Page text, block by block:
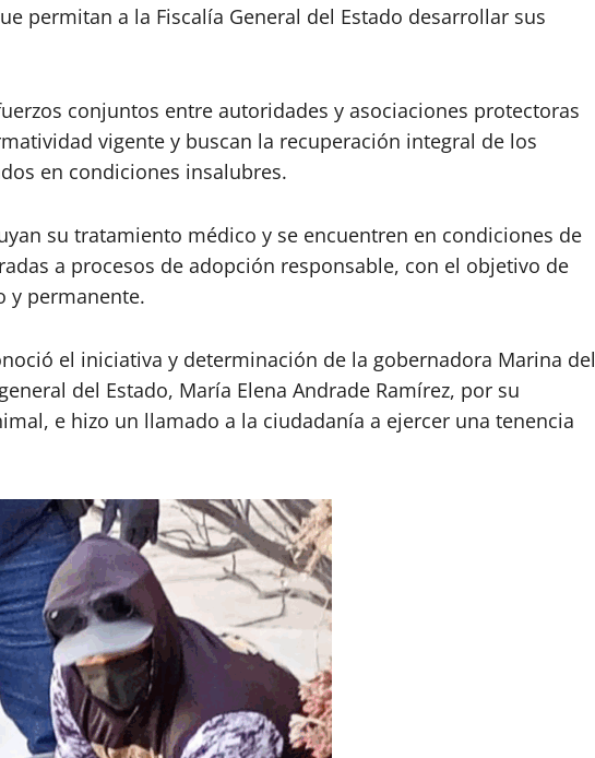
permitan a la Fiscalía General del Estado desarrollar sus
conjuntos entre autoridades y asociaciones protectoras
vigente y buscan la recuperación integral de los
en condiciones insalubres.
su tratamiento médico y se encuentren en condiciones de
a procesos de adopción responsable, con el objetivo de
y permanente.
el iniciativa y determinación de la gobernadora Marina del
del Estado, María Elena Andrade Ramírez, por su
e hizo un llamado a la ciudadanía a ejercer una tenencia